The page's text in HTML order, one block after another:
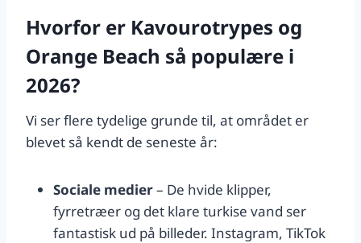
Hvorfor er Kavourotrypes og
Orange Beach så populære i
2026?
Vi ser flere tydelige grunde til, at området er
blevet så kendt de seneste år:
Sociale medier– De hvide klipper,
fyrretræer og det klare turkise vand ser
fantastisk ud på billeder. Instagram, TikTok